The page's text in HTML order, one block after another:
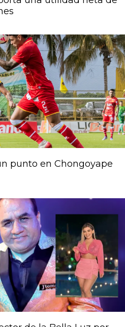
punto en Chongoyape